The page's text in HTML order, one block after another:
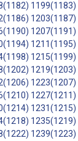
1199(1183)
1203(1187)
1207(1191)
1211(1195)
1215(1199)
1219(1203)
1223(1207)
1227(1211)
1231(1215)
1235(1219)
1239(1223)